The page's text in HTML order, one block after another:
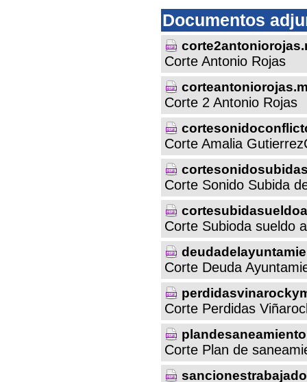
Documentos
Corte Antonio Rojas
Corte 2 Antonio Rojas
Corte Amalia
Corte Sonido Subida
Corte Subioda sueldo
Corte Deuda
Corte Perdidas
Corte Plan de